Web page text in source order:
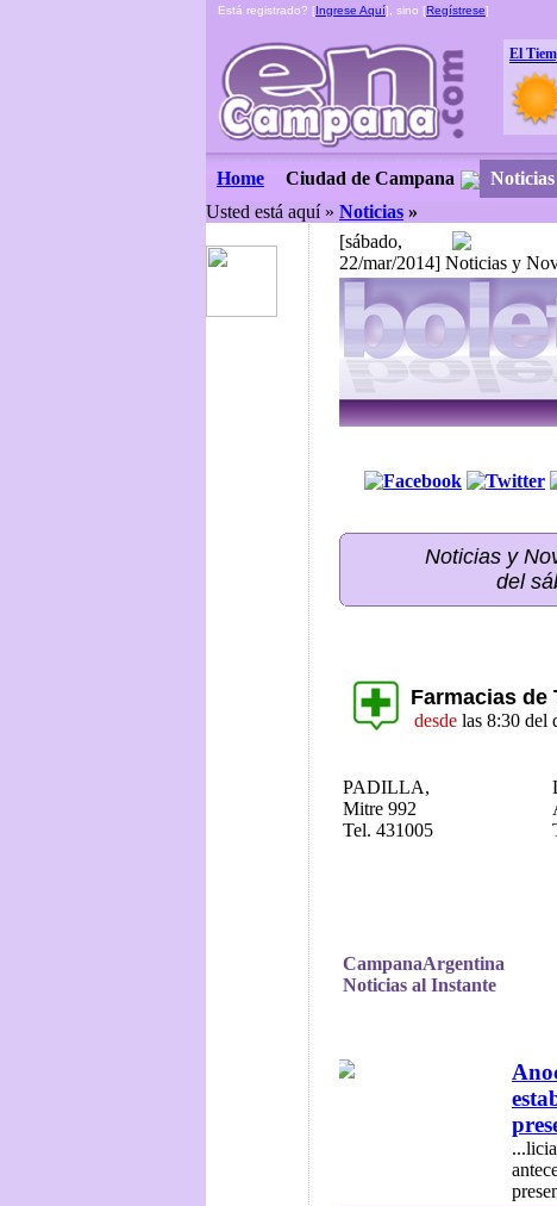
Está registrado? [Ingrese Aquí], sino [Regístrese]
El
Home Ciudad de Campana Noticias
Usted está aquí » Noticias »
[sábado,
22/mar/2014] Noticias y
Noticias y
del
Farmacias de
desde las 8:30 del
PADILLA,
Mitre 992
Tel. 431005
CampanaArgentina
Noticias al Instante